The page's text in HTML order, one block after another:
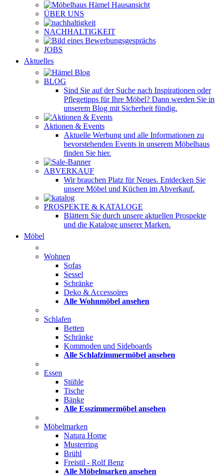
ÜBER UNS
NACHHALTIGKEIT
JOBS
Aktuelles
BLOG
Sind Sie auf der Suche nach Inspirationen oder
Pflegetipps für Ihre Möbel? Dann werden Sie in
unserem Blog mit Sicherheit fündig.
Aktionen & Events
Aktuelle Werbung und alle Informationen zu
bevorstehenden Events in unserem Möbelhaus
finden Sie hier.
ABVERKAUF
Wir brauchen Platz für Neues. Entdecken Sie
unsere Möbel und Küchen im Abverkauf.
PROSPEKTE & KATALOGE
Blättern Sie durch unsere aktuellen Prospekte
und die Kataloge unserer Marken.
Möbel
Wohnen
Sofas
Sessel
Schränke
Deko & Accessoires
Alle Wohnmöbel ansehen
Schlafen
Betten
Schränke
Kommoden und Sideboards
Alle Schlafzimmermöbel ansehen
Essen
Stühle
Tische
Bänke
Alle Esszimmermöbel ansehen
Möbelmarken
Natura Home
Musterring
Brühl
Freistil - Rolf Benz
Alle Möbelmarken ansehen